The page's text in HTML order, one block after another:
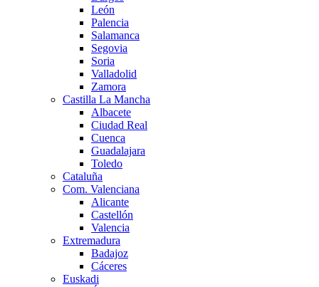
León
Palencia
Salamanca
Segovia
Soria
Valladolid
Zamora
Castilla La Mancha
Albacete
Ciudad Real
Cuenca
Guadalajara
Toledo
Cataluña
Com. Valenciana
Alicante
Castellón
Valencia
Extremadura
Badajoz
Cáceres
Euskadi